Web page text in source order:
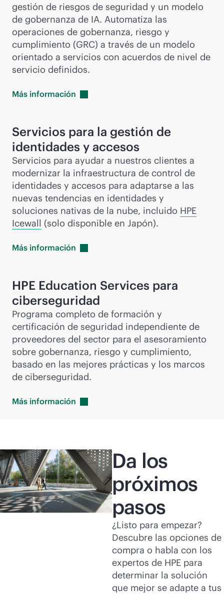
gestión de riesgos de seguridad y un modelo
de gobernanza de IA. Automatiza las
operaciones de gobernanza, riesgo y
cumplimiento (GRC) a través de un modelo
orientado a servicios con acuerdos de nivel de
servicio definidos.
Más información
Servicios para la gestión de
identidades y accesos
Servicios para ayudar a nuestros clientes a
modernizar la infraestructura de control de
identidades y accesos para adaptarse a las
nuevas tendencias en identidades y
soluciones nativas de la nube, incluido HPE
Icewall (solo disponible en Japón).
Más información
HPE Education Services para
ciberseguridad
Programa completo de formación y
certificación de seguridad independiente de
proveedores del sector para el asesoramiento
sobre gobernanza, riesgo y cumplimiento,
basado en las mejores prácticas y los marcos
de ciberseguridad.
Más información
Da los
próximos
pasos
¿Listo para empezar?
Descubre las opciones de
compra o habla con los
expertos de HPE para
determinar la solución
que mejor se adapte a tus